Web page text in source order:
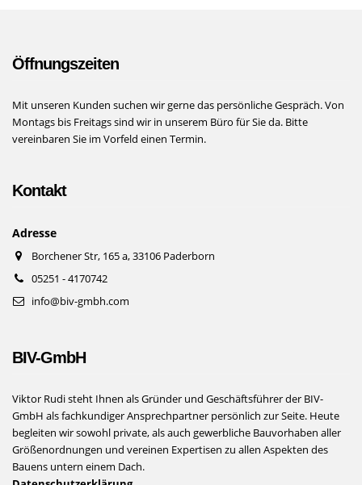
Öffnungszeiten
Mit unseren Kunden suchen wir gerne das persönliche Gespräch. Von
Montags bis Freitags sind wir in unserem Büro für Sie da. Bitte
vereinbaren Sie im Vorfeld einen Termin.
Kontakt
Adresse
Borchener Str, 165 a, 33106 Paderborn
05251 - 4170742
info@biv-gmbh.com
BIV-GmbH
Viktor Rudi steht Ihnen als Gründer und Geschäftsführer der BIV-
GmbH als fachkundiger Ansprechpartner persönlich zur Seite. Heute
begleiten wir sowohl private, als auch gewerbliche Bauvorhaben aller
Größenordnungen und vereinen Expertisen zu allen Aspekten des
Bauens untern einem Dach.